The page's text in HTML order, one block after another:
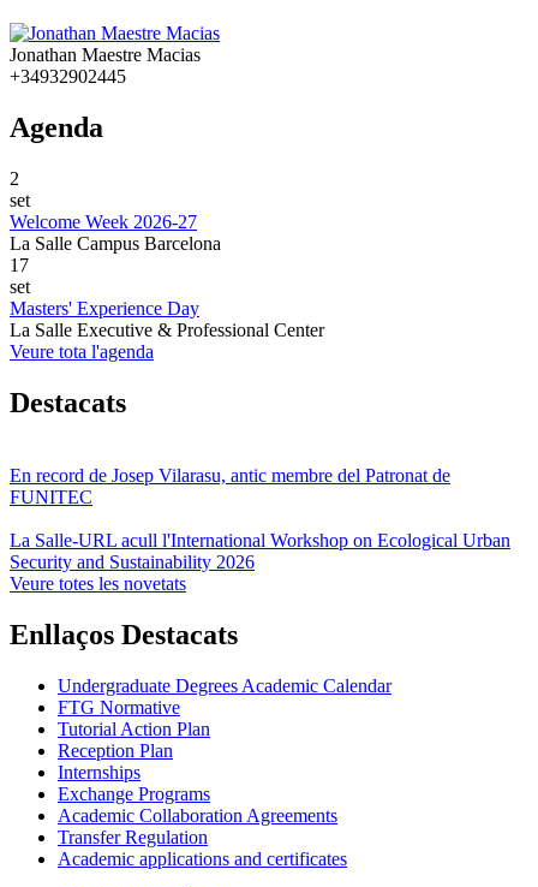
Jonathan Maestre Macias
+34932902445
Agenda
2
set
Welcome Week 2026-27
La Salle Campus Barcelona
17
set
Masters' Experience Day
La Salle Executive & Professional Center
Veure tota l'agenda
Destacats
En record de Josep Vilarasu, antic membre del Patronat de
FUNITEC
La Salle-URL acull l'International Workshop on Ecological Urban
Security and Sustainability 2026
Veure totes les novetats
Enllaços Destacats
Undergraduate Degrees Academic Calendar
FTG Normative
Tutorial Action Plan
Reception Plan
Internships
Exchange Programs
Academic Collaboration Agreements
Transfer Regulation
Academic applications and certificates